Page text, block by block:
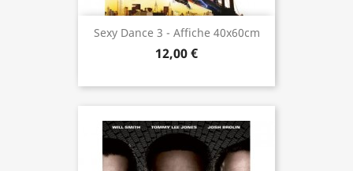
Sexy Dance 3 - Affiche 40x60cm
12,00 €